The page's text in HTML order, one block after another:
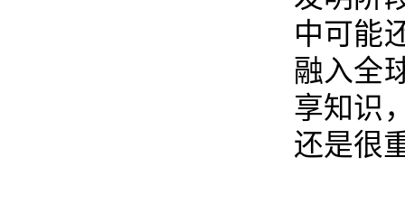
中可能
融入全
享知识
还是很